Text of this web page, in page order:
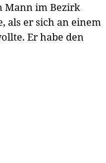
Mann im Bezirk
als er sich an einem
Er habe den